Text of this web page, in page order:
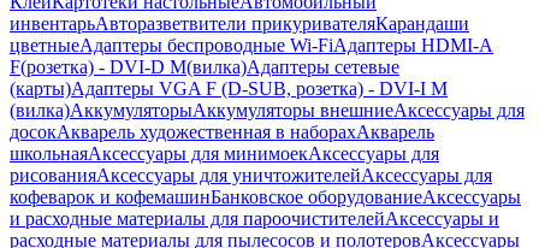
инвентарьАвторазветвители прикуривателяКарандаши
цветныеАдаптеры беспроводные Wi-FiАдаптеры HDMI-A
F(розетка) - DVI-D M(вилка)Адаптеры сетевые
(карты)Адаптеры VGA F (D-SUB, розетка) - DVI-I M
(вилка)АккумуляторыАккумуляторы внешниеАксессуары для
досокАкварель художественная в наборахАкварель
школьнаяАксессуары для минимоекАксессуары для
рисованияАксессуары для уничтожителейАксессуары для
кофеварок и кофемашинБанковское оборудованиеАксессуары
и расходные материалы для пароочистителейАксессуары и
расходные материалы для пылесосов и полотеровАксессуары